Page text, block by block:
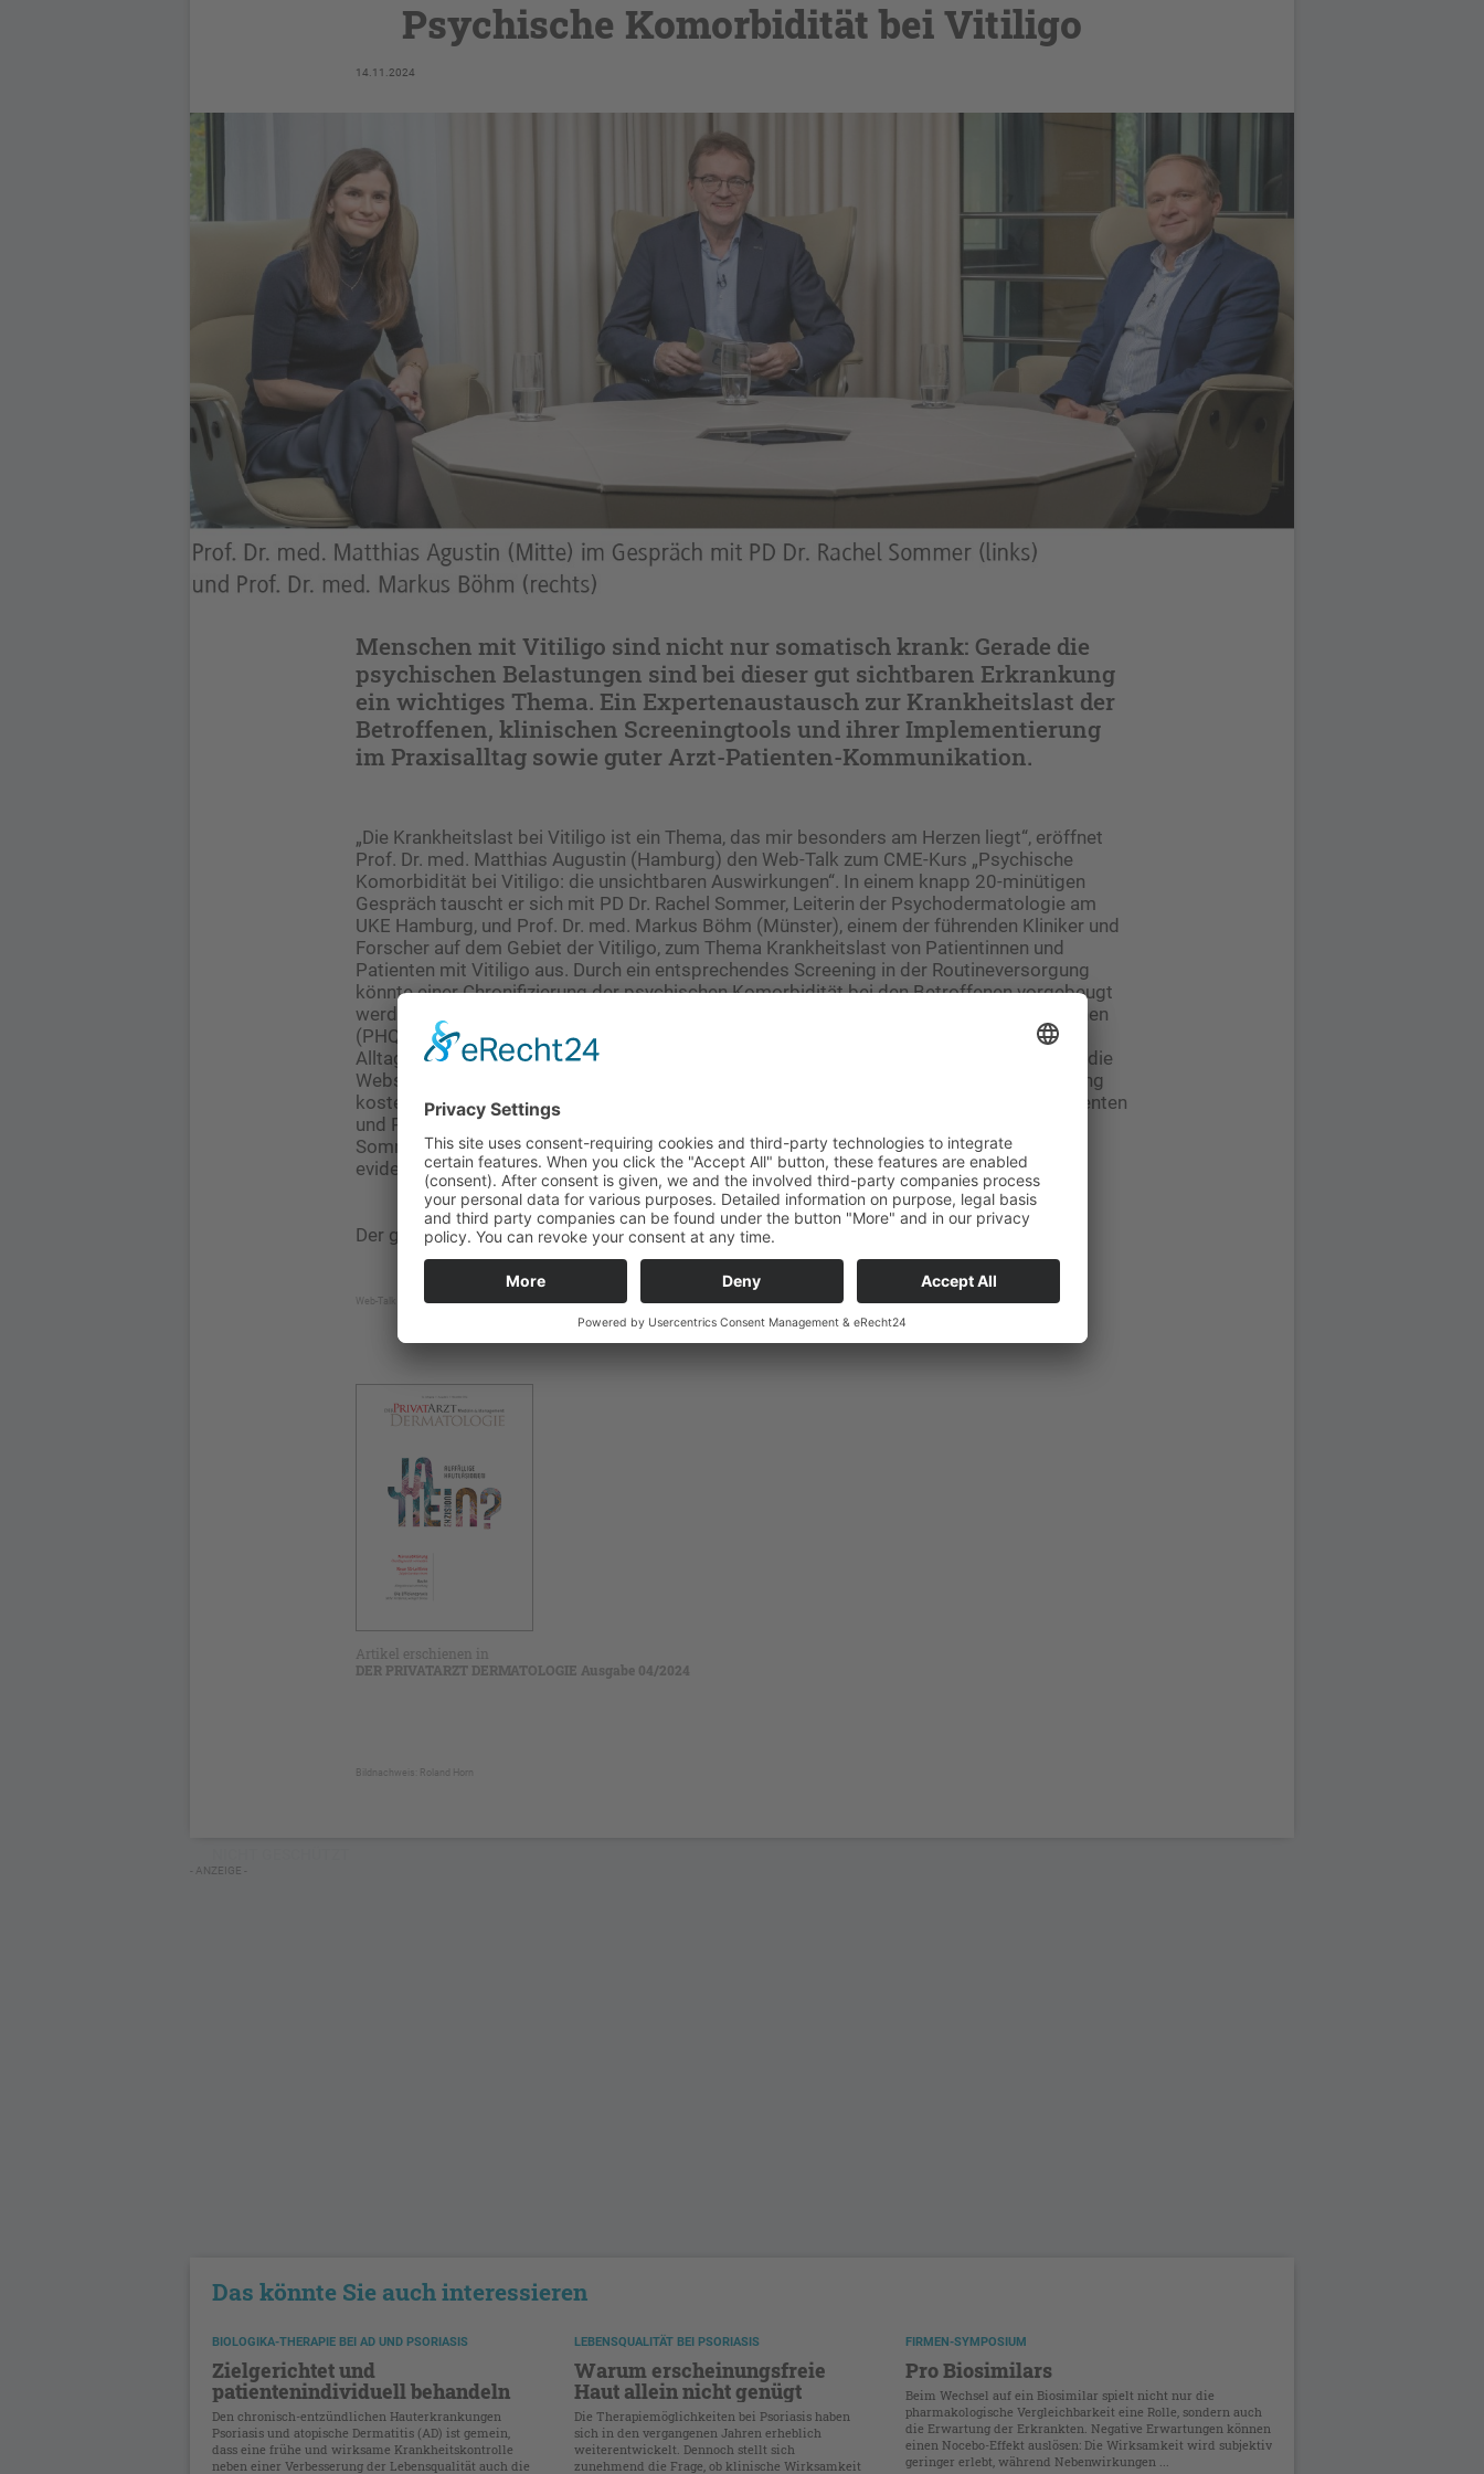
Psychische Komorbidität bei Vitiligo
14.11.2024
Menschen mit Vitiligo sind nicht nur somatisch krank: Gerade die
psychischen Belastungen sind bei dieser gut sichtbaren Erkrankung
ein wichtiges Thema. Ein Expertenaustausch zur Krankheitslast der
Betroffenen, klinischen Screeningtools und ihrer Implementierung
im Praxisalltag sowie guter Arzt-Patienten-Kommunikation.
„Die Krankheitslast bei Vitiligo ist ein Thema, das mir besonders am Herzen liegt“, eröffnet
Prof. Dr. med. Matthias Augustin (Hamburg) den Web-Talk zum CME-Kurs „Psychische
Komorbidität bei Vitiligo: die unsichtbaren Auswirkungen“. In einem knapp 20-minütigen
Gespräch tauscht er sich mit PD Dr. Rachel Sommer, Leiterin der Psychodermatologie am
UKE Hamburg, und Prof. Dr. med. Markus Böhm (Münster), einem der führenden Kliniker und
Forscher auf dem Gebiet der Vitiligo, zum Thema Krankheitslast von Patientinnen und
Patienten mit Vitiligo aus. Durch ein entsprechendes Screening in der Routineversorgung
könnte einer Chronifizierung der psychischen Komorbidität bei den Betroffenen vorgebeugt
werden. Die dafür notwendingen klinischen Screeningtools zur Erhebung von Depressionen
(PHQ-2), Angststörungen (GAD-2) oder Stigmatisierung (PUSH-D) würden im klinischen
Alltag aber immer noch zu selten angewendet, erläutert Böhm. Unterstützung bietet hier die
Website www.dermavalue.com, die zahlreiche Checklisten und Tools inklusive Auswertung
kostenfrei zur Verfügung stellt. Ist das Screening auffällig, kann und sollte man den Patienten
und Patientinnen unterschiedliche psychosoziale Unterstützungsangebote anbieten, rät
Sommer. Diese reichen von Selbsthilfe-Angeboten über Psychotherapie bis hin zu
evidenzbasierten Online-Programmen.
Der gesamte Web-Talk steht Ärztinnen und ÄrztenHIER
Web-Talk „Vitiligo“ (Veranstalter: CME-Welt), Oktober 2024
Artikel erschienen in
DER PRIVATARZT DERMATOLOGIE Ausgabe 04/2024
Bildnachweis: Roland Horn
- ANZEIGE -
Das könnte Sie auch interessieren
BIOLOGIKA-THERAPIE BEI AD UND PSORIASIS
Zielgerichtet und
patientenindividuell behandeln
Den chronisch-entzündlichen Hauterkrankungen
Psoriasis und atopische Dermatitis (AD) ist gemein,
dass eine frühe und wirksame Krankheitskontrolle
neben einer Verbesserung der Lebensqualität auch die
LEBENSQUALITÄT BEI PSORIASIS
Warum erscheinungsfreie
Haut allein nicht genügt
Die Therapiemöglichkeiten bei Psoriasis haben
sich in den vergangenen Jahren erheblich
weiterentwickelt. Dennoch stellt sich
zunehmend die Frage, ob klinische Wirksamkeit
FIRMEN-SYMPOSIUM
Pro Biosimilars
Beim Wechsel auf ein Biosimilar spielt nicht nur die
pharmakologische Vergleichbarkeit eine Rolle, sondern auch
die Erwartung der Erkrankten. Negative Erwartungen können
einen Nocebo-Effekt auslösen: Die Wirksamkeit wird subjektiv
geringer erlebt, während Nebenwirkungen ...